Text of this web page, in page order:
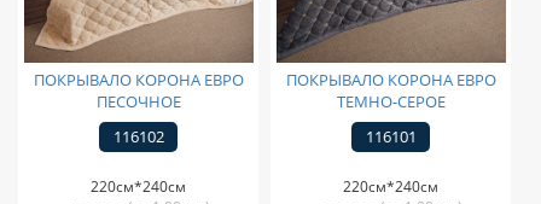
ПОКРЫВАЛО КОРОНА ЕВРО
ПЕСОЧНОЕ
116102
220см*240см
ПОКРЫВАЛО КОРОНА ЕВРО
ТЕМНО-СЕРОЕ
116101
220см*240см